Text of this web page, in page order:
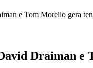
e Tom Morello gera
Draiman e